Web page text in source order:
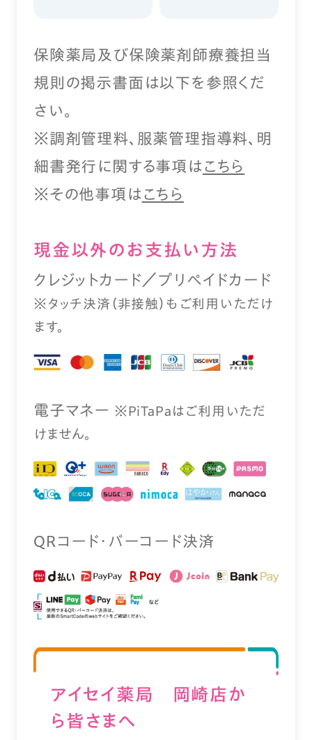
保険薬局及び保険薬剤師療養担当
規則の掲示書面は以下を参照くだ
さい。
※調剤管理料、服薬管理指導料、明
細書発行に関する事項は こちら
※その他事項は こちら
現⾦以外のお⽀払い⽅法
クレジットカード／プリペイドカード
※タッチ決済（⾮接触）もご利⽤いただけ
ます。
電⼦マネー ※PiTaPaはご利⽤いただ
けません。
QRコード・バーコード決済
アイセイ薬局 岡崎店か
ら皆さまへ